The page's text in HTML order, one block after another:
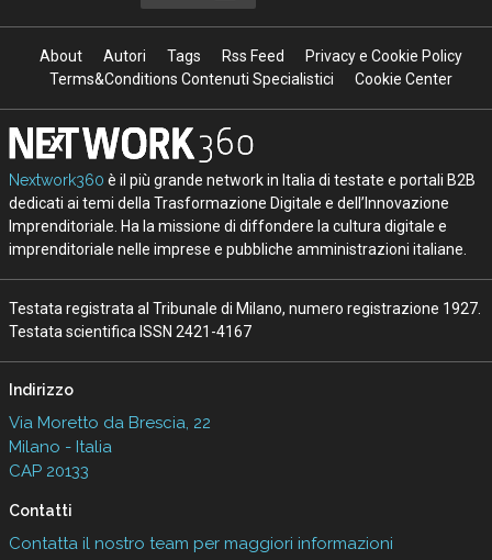
About Autori Tags Rss Feed
Privacy e Cookie Policy
Terms&Conditions Contenuti Specialistici
Cookie Center
Nextwork360 è il più grande network in Italia di testate e portali B2B
dedicati ai temi della Trasformazione Digitale e dell’Innovazione
Imprenditoriale. Ha la missione di diffondere la cultura digitale e
imprenditoriale nelle imprese e pubbliche amministrazioni italiane.
Testata registrata al Tribunale di Milano, numero registrazione 1927.
Testata scientifica ISSN 2421-4167
Indirizzo
Via Moretto da Brescia, 22
Milano - Italia
CAP 20133
Contatti
Contatta il nostro team per maggiori informazioni